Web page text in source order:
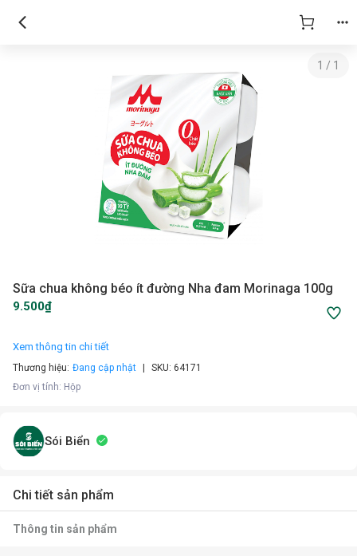
1 / 1
Sữa chua không béo ít đường Nha đam Morinaga 100g
9.500₫
Xem thông tin chi tiết
Thương hiệu: Đang cập nhật SKU: 64171
Đơn vị tính: Hộp
Sói Biển
Chi tiết sản phẩm
Thông tin sản phẩm